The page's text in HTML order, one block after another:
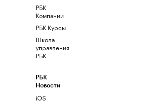
РБК
Компании
РБК Курсы
Школа
управления
РБК
РБК
Новости
iOS